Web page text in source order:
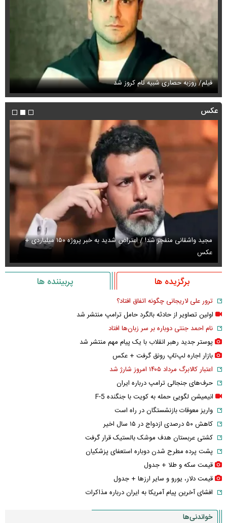
فیلم/ روزبه حصاری شبیه تام کروز شد
عکس
مجید واشقانی منفجر شد! / اعتراض شدید به خبر پروژه ۱۵۰ میلیاردی +
عکس
برگزیده ها پربیننده ها
ترور علی لاریجانی چگونه اتفاق افتاد؟
اولین تصاویر از حادثه بالگرد حامل ترامپ منتشر شد
نام احمد جنتی دوباره بر سر زبان‌ها افتاد
پوستر جدید رهبر انقلاب با یک پیام مهم منتشر شد
بازار اجاره لپ‌تاپ رونق گرفت + عکس
اعتبار کالابرگ مرداد ۱۴۰۵ امروز شارژ شد
حرف‌های جنجالی ترامپ درباره ایران
انیمیشن لگویی حمله به کویت با جنگنده F-5
واریز معوقات بازنشستگان در راه است
کاهش ۵۰ درصدی ازدواج در ۱۵ سال اخیر
کشتی عربستان هدف موشک بالستیک قرار گرفت
پشت پرده مطرح شدن دوباره استعفای پزشکیان
قیمت سکه و طلا + جدول
قیمت دلار، یورو و سایر ارز‌ها + جدول
افشای آخرین پیام آمریکا به ایران درباره مذاکرات
خواندنی‌ها